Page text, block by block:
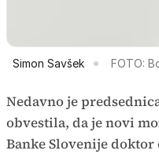
Simon Savšek FOTO:
Nedavno je
obvestila, da je novi
Banke Slovenije doktor